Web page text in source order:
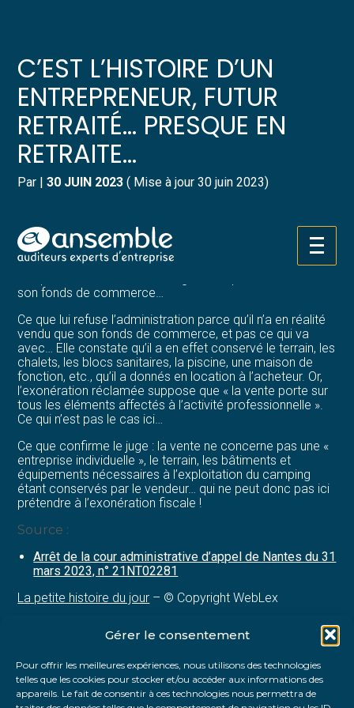
Gérer le consentement
Pour offrir les meilleures expériences, nous utilisons des technologies
telles que les cookies pour stocker et/ou accéder aux informations des
appareils. Le fait de consentir à ces technologies nous permettra de
Aller
au
Gérer votre quotidien
Piloter votre entreprise
Développer votre entreprise
Structurer votre croissance
Être prêt pour la facturation
électronique
Suivre votre comptabilité
Gérer vos ressources humaines
Dématérialiser vos documents
C’EST L’HISTOIRE D’UN
ENTREPRENEUR, FUTUR
RETRAITÉ… PRESQUE EN
RETRAITE…
Par |30 JUIN 2023 ( Mise à jour 30 juin 2023)
et de partir à la retraite. Parce que la réglementation
prévoit que la vente d’une entreprise individuelle,
concomitante au départ en retraite, peut être exonérée
son fonds de commerce…
Ce que lui refuse l’administration parce qu’il n’a en réalité
vendu que son fonds de commerce, et pas ce qui va
avec… Elle constate qu’il a en effet conservé le terrain, les
chalets, les blocs sanitaires, la piscine, une maison de
fonction, etc., qu’il a donnés en location à l’acheteur. Or,
l’exonération réclamée suppose que « la vente porte sur
tous les éléments affectés à l’activité professionnelle ».
Ce qui n’est pas le cas ici…
Ce que confirme le juge : la vente ne concerne pas une «
entreprise individuelle », le terrain, les bâtiments et
équipements nécessaires à l’exploitation du camping
étant conservés par le vendeur… qui ne peut donc pas ici
prétendre à l’exonération fiscale !
Source :
Arrêt de la cour administrative d’appel de Nantes du 31
mars 2023, n° 21NT02281
La petite histoire du jour – © Copyright WebLex
FaceBook
TwitterLinkedIn